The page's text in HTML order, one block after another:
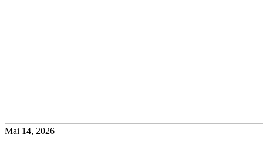
Mai 14, 2026